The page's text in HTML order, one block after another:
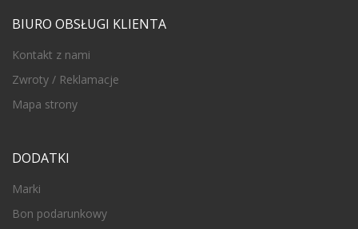
BIURO OBSŁUGI KLIENTA
Kontakt z nami
Zwroty / Reklamacje
Mapa strony
DODATKI
Marki
Bon podarunkowy